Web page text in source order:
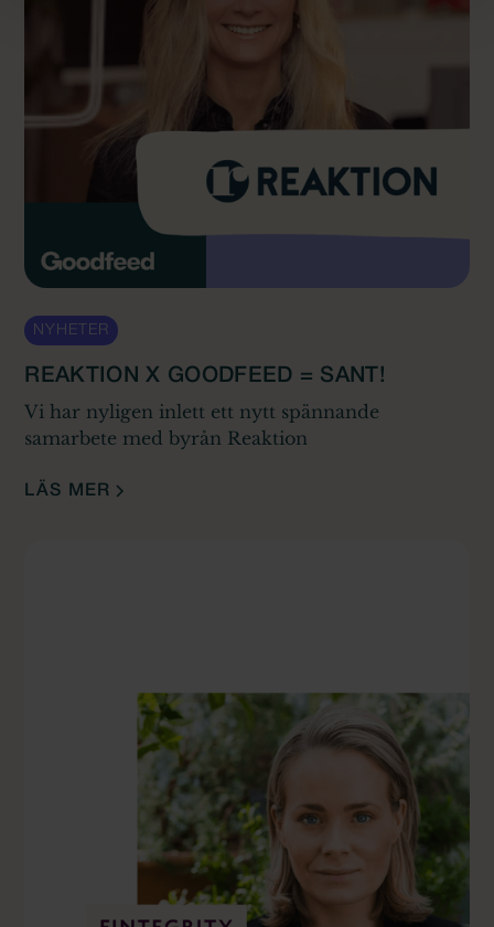
NYHETER
REAKTION X GOODFEED = SANT!
Vi har nyligen inlett ett nytt spännande
samarbete med byrån Reaktion
LÄS MER